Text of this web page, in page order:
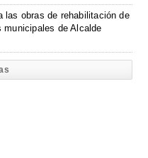
las obras de rehabilitación de
municipales de Alcalde